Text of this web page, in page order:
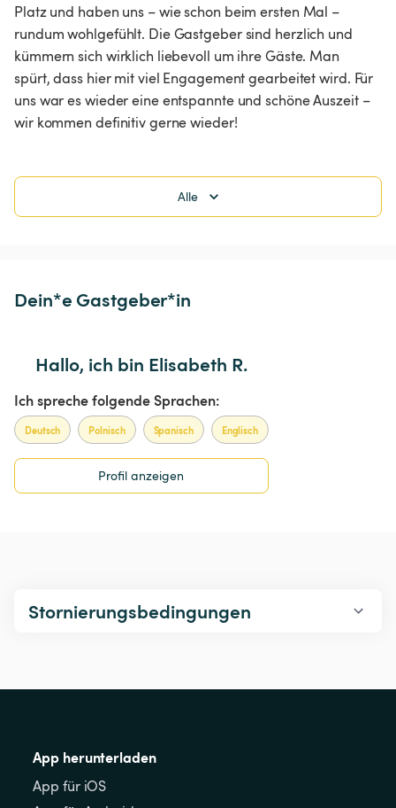
Platz und haben uns – wie schon beim ersten Mal –
rundum wohlgefühlt. Die Gastgeber sind herzlich und
kümmern sich wirklich liebevoll um ihre Gäste. Man
spürt, dass hier mit viel Engagement gearbeitet wird. Für
uns war es wieder eine entspannte und schöne Auszeit –
wir kommen definitiv gerne wieder!
Alle
Dein*e Gastgeber*in
Hallo, ich bin Elisabeth R.
Ich spreche folgende Sprachen:
Deutsch Polnisch Spanisch Englisch
Profil anzeigen
Stornierungsbedingungen
App herunterladen
App für iOS